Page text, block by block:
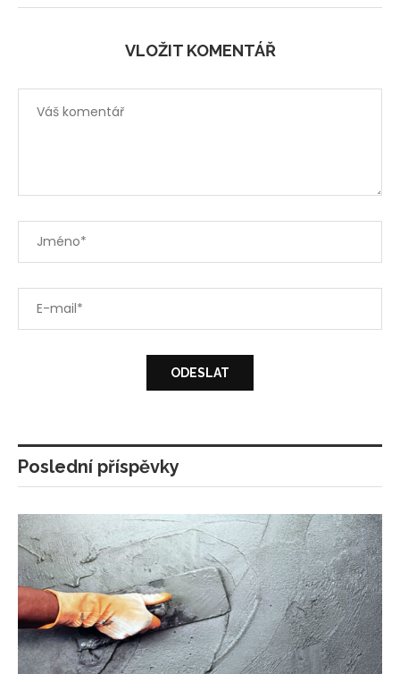
VLOŽIT KOMENTÁŘ
Poslední příspěvky